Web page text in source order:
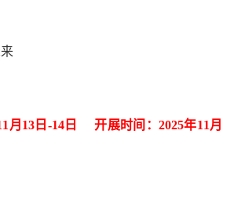
月13日-14日 开展时间：2025年11月